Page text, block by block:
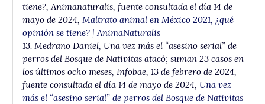
tiene?, Animanaturalis, fuente consultada el día 14 de
mayo de 2024, Maltrato animal en México 2021, ¿qué
opinión se tiene? | AnimaNaturalis
13. Medrano Daniel, Una vez más el “asesino serial” de
perros del Bosque de Nativitas atacó; suman 23 casos en
los últimos ocho meses, Infobae, 13 de febrero de 2024,
fuente consultada el día 14 de mayo de 2024, Una vez
más el “asesino serial” de perros del Bosque de Nativitas